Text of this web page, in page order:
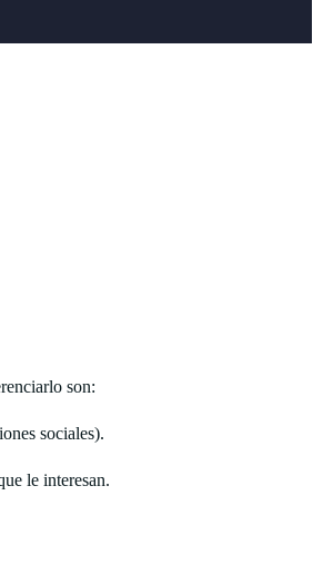
son:
sociales).
le interesan.